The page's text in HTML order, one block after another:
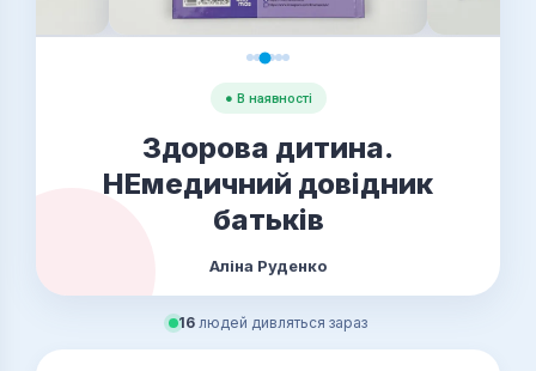
● В наявності
Здорова дитина.
НЕмедичний довідник
батьків
Аліна Руденко
16 людей дивляться зараз